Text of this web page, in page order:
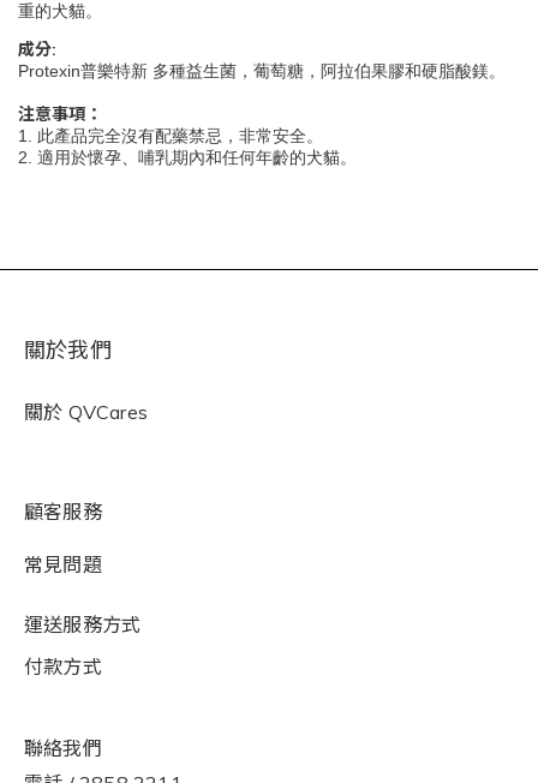
重的犬貓。
成分:
Protexin普樂特新 多種益生菌，葡萄糖，阿拉伯果膠和硬脂酸鎂。
注意事項：
1. 此產品完全沒有配藥禁忌，非常安全。
2. 適用於懷孕、哺乳期內和任何年齡的犬貓。
關於我們
關於 QVCares
顧客服務
常見問題
運送服務方式
付款方式
聯絡我們